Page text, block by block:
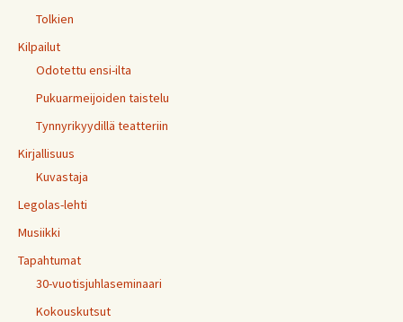
Tolkien
Kilpailut
Odotettu ensi-ilta
Pukuarmeijoiden taistelu
Tynnyrikyydillä teatteriin
Kirjallisuus
Kuvastaja
Legolas-lehti
Musiikki
Tapahtumat
30-vuotisjuhlaseminaari
Kokouskutsut